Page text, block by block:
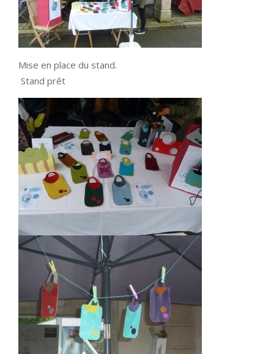
Mise en place du stand.
Stand prêt